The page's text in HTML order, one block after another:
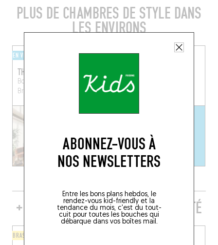
ABONNEZ-VOUS À
NOS NEWSLETTERS
Entre les bons plans hebdos, le
rendez-vous kid-friendly et la
tendance du mois, c'est du tout-
cuit pour toutes les bouches qui
débarque dans vos boîtes mail.
PLUS DE CHAMBRES DE STYLE DANS
LES ENVIRONS
EN VILLE
THE STANDARD
Bd Roi Albert II 30
Bruxelles (1000)
EN VILLE
FLEUR DE VILLE
Rue du Fossé aux Loups
46Bruxelles (1000)
+ DE TABLES DE GENRE À PROXIMITÉ
BRASSERIE